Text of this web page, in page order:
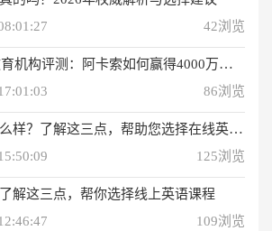
42浏览
构评测：阿卡索如何赢得4000万用户信赖？
86浏览
？了解这三点，帮助您选择在线英语学习方法
125浏览
解这三点，帮你选择线上英语课程
109浏览